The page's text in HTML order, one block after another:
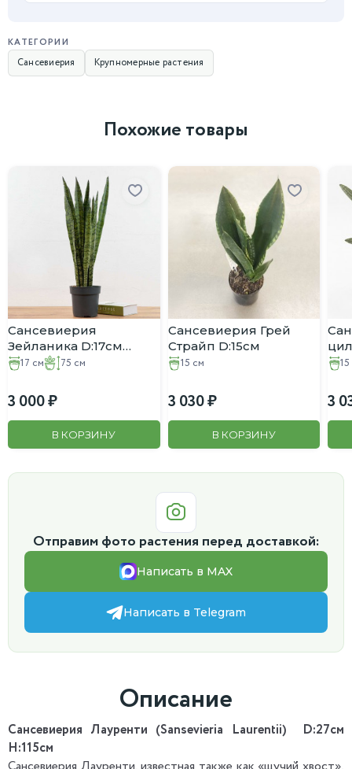
КАТЕГОРИИ
Сансевиерия Крупномерные растения
Похожие товары
Сансевиерия
Зейланика D:17см
H:75см
17 см 75 см
3 000
В КОРЗИНУ
Сансевиерия Грей
Страйп D:15см
15 см
3 030
В КОРЗИНУ
3
Отправим фото растения перед доставкой:
Написать в MAX
Написать в Telegram
Описание
Сансевиерия Лауренти (Sansevieria Laurentii) D:27см
H:115см